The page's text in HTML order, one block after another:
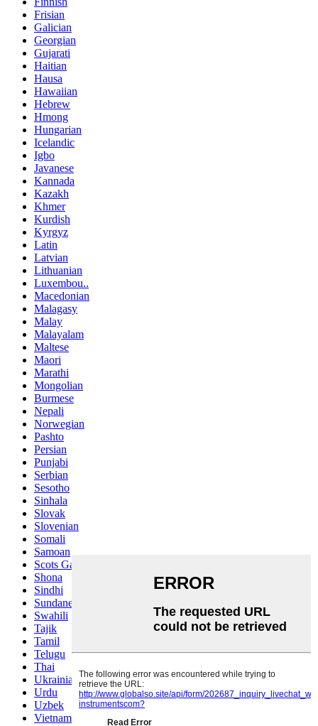
Frisian
Galician
Georgian
Gujarati
Haitian
Hausa
Hawaiian
Hebrew
Hmong
Hungarian
Icelandic
Igbo
Javanese
Kannada
Kazakh
Khmer
Kurdish
Kyrgyz
Latin
Latvian
Lithuanian
Luxembou..
Macedonian
Malagasy
Malay
Malayalam
Maltese
Maori
Marathi
Mongolian
Burmese
Nepali
Norwegian
Pashto
Persian
Punjabi
Serbian
Sesotho
Sinhala
Slovak
Slovenian
Somali
Samoan
Scots Gaelic
Shona
Sindhi
Sundanese
Swahili
Tajik
Tamil
Telugu
Thai
Ukrainian
Urdu
Uzbek
Vietnamese